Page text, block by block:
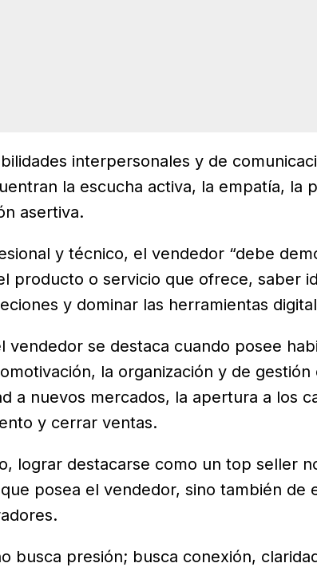
interpersonales y de
la escucha activa, la empatía, la
asertiva.
y técnico, el vendedor “debe
producto o servicio que ofrece, saber
y dominar las herramientas
vendedor se destaca cuando posee
la organización y de
a nuevos mercados, la apertura a los
y cerrar ventas.
lograr destacarse como un top seller
posea el vendedor, sino también
busca presión; busca conexión,